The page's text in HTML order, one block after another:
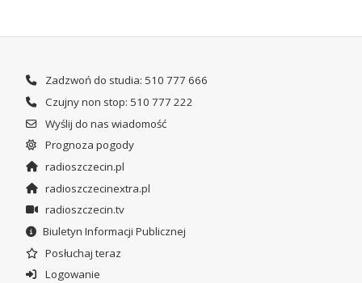
Zadzwoń do studia: 510 777 666
Czujny non stop: 510 777 222
Wyślij do nas wiadomość
Prognoza pogody
radioszczecin.pl
radioszczecinextra.pl
radioszczecin.tv
Biuletyn Informacji Publicznej
Posłuchaj teraz
Logowanie